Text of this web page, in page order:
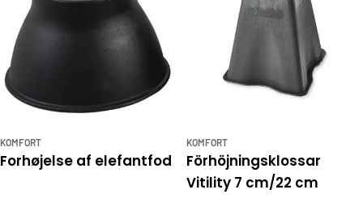
KOMFORT
Forhøjelse af elefantfod
KOMFORT
Förhöjningsklossar
Vitility 7 cm/22 cm